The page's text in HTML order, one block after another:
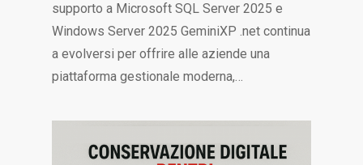
supporto a Microsoft SQL Server 2025 e
Windows Server 2025 GeminiXP .net continua
a evolversi per offrire alle aziende una
piattaforma gestionale moderna,…